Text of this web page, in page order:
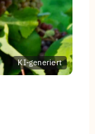
KI-generiert